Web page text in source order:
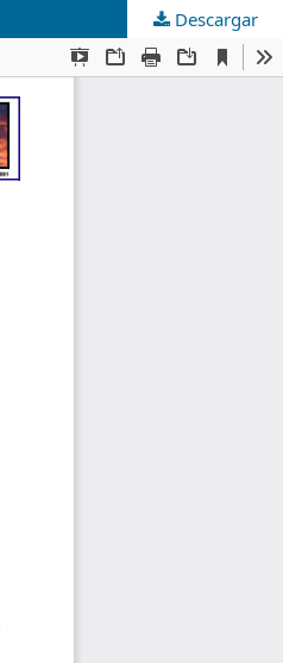
Descargar